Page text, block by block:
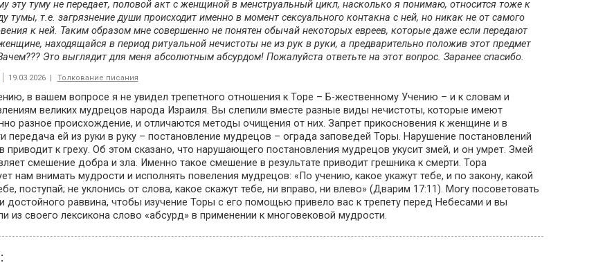
эту туму не передает, половой акт с женщиной в менструальный цикл, насколько я понимаю, относится тоже к
тумы, т.е. загрязнение души происходит именно в момент сексуального контакна с ней, но никак не от самого
к ней. Таким образом мне совершенно не понятен обычай некоторых евреев, которые даже если передают
находящайся в период ритуальной нечистоты не из рук в руки, а предварительно положив этот предмет
Это выглядит для меня абсолютным абсурдом! Пожалуйста ответьте на этот вопрос. Заранее спасибо.
19.03.2026 | Толкование писания
в вашем вопросе я не увидел трепетного отношения к Торе – Б-жественному Учению – и к словам и
великих мудрецов народа Израиля. Вы слепили вместе разные виды нечистоты, которые имеют
разное происхождение, и отличаются методы очищения от них. Запрет прикосновения к женщине и в
передача ей из руки в руку – постановление мудрецов – ограда заповедей Торы. Нарушение постановлений
приводит к греху. Об этом сказано, что нарушающего постановления мудрецов укусит змей, и он умрет. Змей
смешение добра и зла. Именно такое смешение в результате приводит грешника к смерти. Тора
нам внимать мудрости и исполнять повеления мудрецов: «По учению, какое укажут тебе, и по закону, какой
поступай; не уклонись от слова, какое скажут тебе, ни вправо, ни влево» (Дварим 17:11). Могу посоветовать
достойного раввина, чтобы изучение Торы с его помощью привело вас к трепету перед Небесами и вы
из своего лексикона слово «абсурд» в применении к многовековой мудрости.